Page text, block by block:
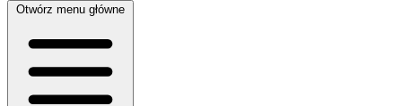
Otwórz menu główne